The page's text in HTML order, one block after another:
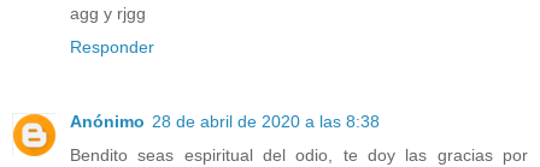
agg y rjgg
Responder
Anónimo 28 de abril de 2020 a las 8:38
Bendito seas espiritual del odio, te doy las gracias por